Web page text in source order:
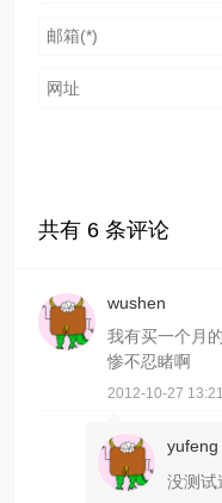
共有 6 条评论
wushen
我有买一个月
惨不忍睹啊
2012-10-27
yufeng
没测试